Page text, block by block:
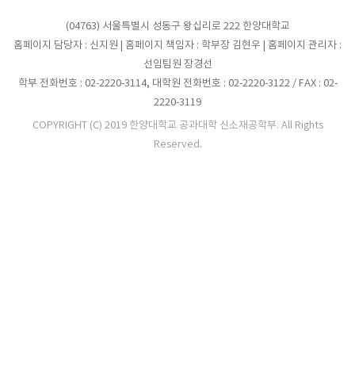
(04763) 서울특별시 성동구 왕십리로 222 한양대학교
홈페이지 담당자 : 신지원 | 홈페이지 책임자 : 학부장 김현우 | 홈페이지 관리자 :
선임팀원 장경선
학부 전화번호 : 02-2220-3114, 대학원 전화번호 : 02-2220-3122 / FAX : 02-
2220-3119
COPYRIGHT (C) 2019 한양대학교 공과대학 신소재공학부. All Rights
Reserved.